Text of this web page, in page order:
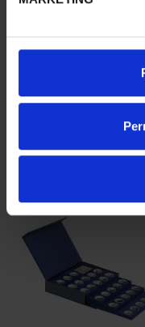
PROVINCIA 3
registrados